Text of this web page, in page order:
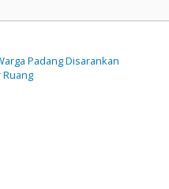
Padang Disarankan